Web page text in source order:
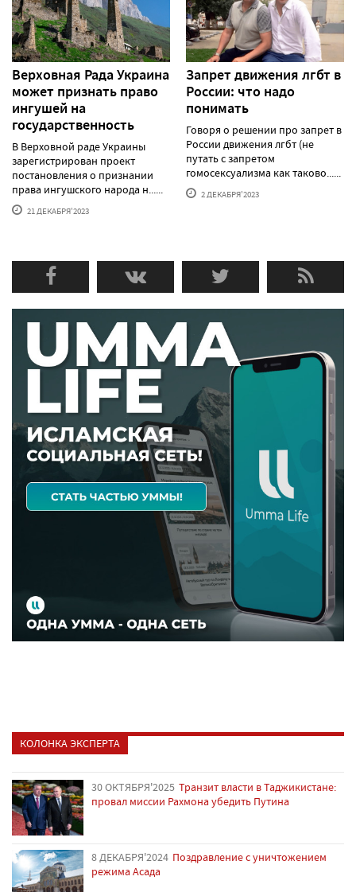
Верховная Рада Украина
может признать право
ингушей на
государственность
В Верховной раде Украины
зарегистрирован проект
постановления о признании
права ингушского народа н......
21 ДЕКАБРЯ'2023
Запрет движения лгбт в
России: что надо
понимать
Говоря о решении про запрет в
России движения лгбт (не
путать с запретом
гомосексуализма как таково......
2 ДЕКАБРЯ'2023
КОЛОНКА ЭКСПЕРТА
30 ОКТЯБРЯ'2025 Транзит власти в Таджикистане:
провал миссии Рахмона убедить Путина
8 ДЕКАБРЯ'2024 Поздравление с уничтожением
режима Асада